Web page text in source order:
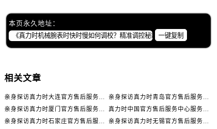
内蒙古自治区呼伦贝尔市海拉尔区中央街真力时售后服务中心（需提前预约）
内蒙古自治区通辽市科尔沁区明仁大街真力时售后服务中心（需提前预约）
内蒙古自治区乌海市海勃湾区人民南路真力时售后服务中心（需提前预约）
本页永久地址：
一键复制
相关文章
亲身探访真力时大连官方售后服务中心｜官方热线与门店地址（2026年7月最新）
亲身探访真力时青岛官方售后服务中心｜热线与地址（2026年7月最新）
亲身探访真力时厦门官方售后服务中心｜官方电话和维修地址（2026年7月最新）
真力时中国官方售后服务中心服务热线及维修地址实地考察报告_多信源验证（2026年7月最新）
亲身探访真力时石家庄官方售后服务中心｜全新维修门店地址及电话（2026年7月最新）
亲身探访真力时无锡官方售后服务中心｜全新地址及服务热线（2026年7月最新）